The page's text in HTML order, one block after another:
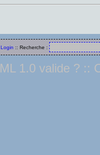
Login :: Recherche :
1.0 valide ? ::